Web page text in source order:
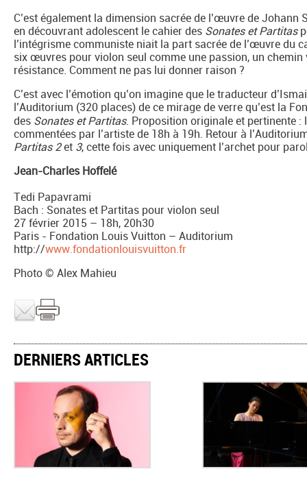
C’est également la dimension sacrée de l’œuvre de
en découvrant adolescent le cahier des Sonates et Partitas
l’intégrisme communiste niait la part sacrée de l’œuvre du
six œuvres pour violon seul comme une passion, un
résistance. Comment ne pas lui donner raison ?
C’est avec l’émotion qu’on imagine que le traducteur
l’Auditorium (320 places) de ce mirage de verre qu’est la
des Sonates et Partitas. Proposition originale et pertinente :
commentées par l’artiste de 18h à 19h. Retour à
Partitas 2et 3, cette fois avec uniquement l’archet pour
Jean-Charles Hoffelé
Tedi Papavrami
Bach : Sonates et Partitas pour violon seul
27 février 2015 – 18h, 20h30
Paris - Fondation Louis Vuitton – Auditorium
http://www.fondationlouisvuitton.fr
Photo © Alex Mahieu
DERNIERS ARTICLES